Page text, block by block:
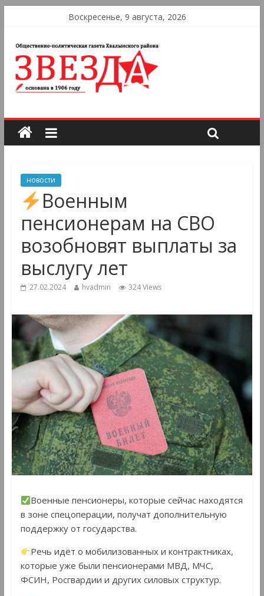
Воскресенье, 9 августа, 2026
новости
Военным
пенсионерам на СВО
возобновят выплаты за
выслугу лет
27.02.2024 hvadmin 324 Views
Военные пенсионеры, которые сейчас находятся
в зоне спецоперации, получат дополнительную
поддержку от государства.
Речь идёт о мобилизованных и контрактниках,
которые уже были пенсионерами МВД, МЧС,
ФСИН, Росгвардии и других силовых структур.